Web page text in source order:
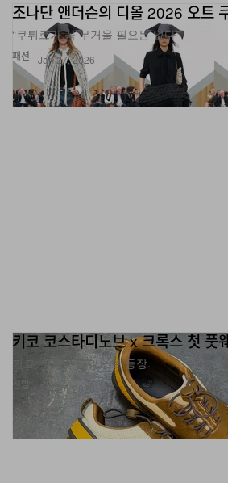
패션
조나단 앤더슨의 디올 2026 오트
“쿠튀르가 꼭 무거울 필요는 없다”
Jan 27, 2026
신발
키코 코스타디노브 x 크록스 첫 풋
키코 ‘크록스’타디노브 등장.
Jan 27, 2026